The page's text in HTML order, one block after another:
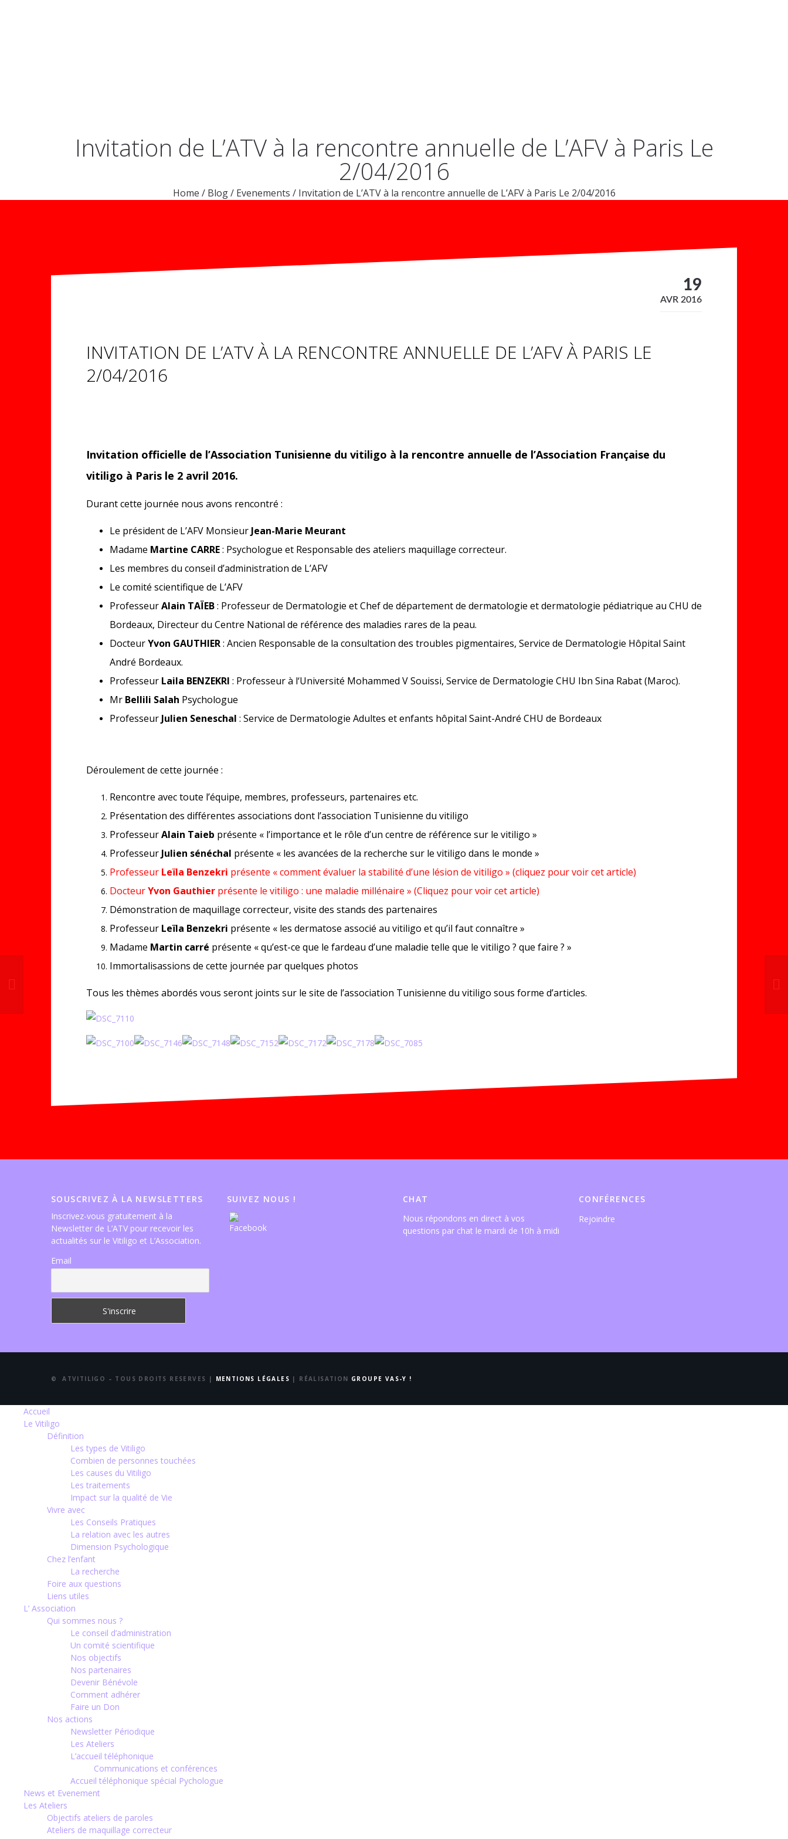
Invitation de L’ATV à la rencontre annuelle de L’AFV à Paris Le
2/04/2016
Home / Blog / Evenements /Invitation de L’ATV à la rencontre annuelle de L’AFV à Paris Le 2/04/2016
INVITATION DE L’ATV À LA RENCONTRE ANNUELLE DE L’AFV À PARIS LE
2/04/2016
Invitation officielle de l’Association Tunisienne du vitiligo à la rencontre annuelle de l’Association Française du
vitiligo à Paris le 2 avril 2016.
Durant cette journée nous avons rencontré :
Le président de L’AFV Monsieur Jean-Marie Meurant
Madame Martine CARRE: Psychologue et Responsable des ateliers maquillage correcteur.
Les membres du conseil d’administration de L’AFV
Le comité scientifique de L’AFV
ProfesseurAlain TAÏEB: Professeur de Dermatologie et Chef de département de dermatologie et dermatologie pédiatrique au CHU de
Bordeaux, Directeur du Centre National de référence des maladies rares de la peau.
DocteurYvon GAUTHIER: Ancien Responsable de la consultation des troubles pigmentaires, Service de Dermatologie Hôpital Saint
André Bordeaux.
Professeur Laila BENZEKRI : Professeur à l‘Université Mohammed V Souissi, Service de Dermatologie CHU Ibn Sina Rabat (Maroc).
Mr Bellili Salah Psychologue
Professeur Julien Seneschal : Service de Dermatologie Adultes et enfants hôpital Saint-André CHU de Bordeaux
Déroulement de cette journée :
Rencontre avec toute l’équipe, membres, professeurs, partenaires etc.
Présentation des différentes associations dont l’association Tunisienne du vitiligo
ProfesseurAlain Taieb présente « l’importance et le rôle d’un centre de référence sur le vitiligo »
Professeur Julien sénéchal présente « les avancées de la recherche sur le vitiligo dans le monde »
Professeur Leïla Benzekri présente « comment évaluer la stabilité d’une lésion de vitiligo » (cliquez pour voir cet article)
DocteurYvon Gauthier présente le vitiligo : une maladie millénaire » (Cliquez pour voir cet article)
Démonstration de maquillage correcteur, visite des stands des partenaires
Professeur Leïla Benzekri présente « les dermatose associé au vitiligo et qu’il faut connaître »
Madame Martin carré présente « qu’est-ce que le fardeau d’une maladie telle que le vitiligo ? que faire ? »
Immortalisassions de cette journée par quelques photos
Tous les thèmes abordés vous seront joints sur le site de l’association Tunisienne du vitiligo sous forme d’articles.
19
AVR 2016
SOUSCRIVEZ À LA NEWSLETTERS
Inscrivez-vous gratuitement à la
Newsletter de L’ATV pour recevoir les
actualités sur le Vitiligo et L’Association.
Email
SUIVEZ NOUS !
CHAT
Nous répondons en direct à vos
questions par chat le mardi de 10h à midi
CONFÉRENCES
Rejoindre
© ATVITILIGO – TOUS DROITS RESERVES | MENTIONS LÉGALES | RÉALISATION GROUPE VAS-Y !
Accueil
Le Vitiligo
Définition
Les types de Vitiligo
Combien de personnes touchées
Les causes du Vitiligo
Les traitements
Impact sur la qualité de Vie
Vivre avec
Les Conseils Pratiques
La relation avec les autres
Dimension Psychologique
Chez l’enfant
La recherche
Foire aux questions
Liens utiles
L’ Association
Qui sommes nous ?
Le conseil d’administration
Un comité scientifique
Nos objectifs
Nos partenaires
Devenir Bénévole
Comment adhérer
Faire un Don
Nos actions
Newsletter Périodique
Les Ateliers
L’accueil téléphonique
Communications et conférences
Accueil téléphonique spécial Pychologue
News et Evenement
Les Ateliers
Objectifs ateliers de paroles
Ateliers de maquillage correcteur